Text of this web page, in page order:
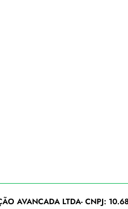
AVANCADA LTDA- CNPJ: